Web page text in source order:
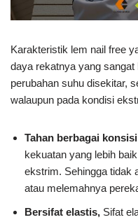
Karakteristik lem nail free
daya rekatnya yang
perubahan suhu disekitar,
walaupun pada kondisi
Tahan berbagai
kekuatan yang lebih
ekstrim. Sehingga tidak
atau melemahnya
Bersifat elastis, Sifat